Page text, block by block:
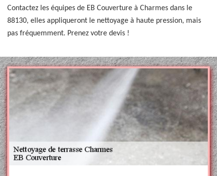
Contactez les équipes de EB Couverture à Charmes dans le
88130, elles appliqueront le nettoyage à haute pression, mais
pas fréquemment. Prenez votre devis !